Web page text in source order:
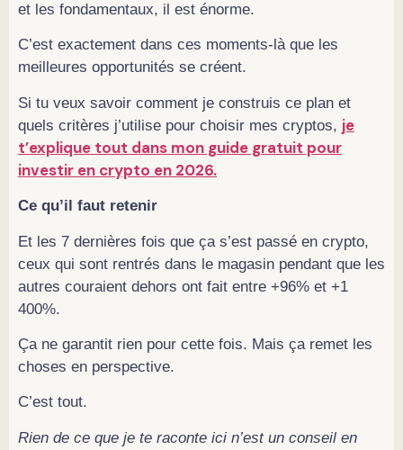
et les fondamentaux, il est énorme.
C’est exactement dans ces moments-là que les
meilleures opportunités se créent.
Si tu veux savoir comment je construis ce plan et
quels critères j’utilise pour choisir mes cryptos, je
t’explique tout dans mon guide gratuit pour
investir en crypto en 2026.
Ce qu’il faut retenir
Et les 7 dernières fois que ça s’est passé en crypto,
ceux qui sont rentrés dans le magasin pendant que les
autres couraient dehors ont fait entre +96% et +1
400%.
Ça ne garantit rien pour cette fois. Mais ça remet les
choses en perspective.
C’est tout.
Rien de ce que je te raconte ici n’est un conseil en